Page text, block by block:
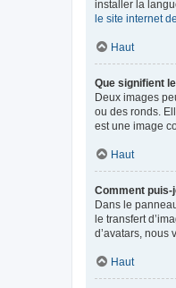
installer la
le site internet
Haut
Que signifient
Deux images
ou des ronds.
est une image
Haut
Comment
Dans le
le transfert
d’avatars, nous
Haut